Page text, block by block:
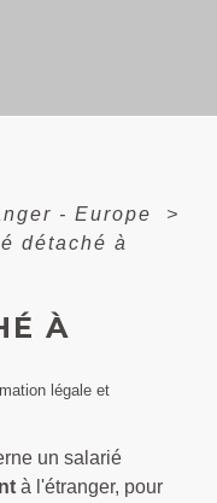
- Europe
>
détaché à
À
légale et
un salarié
à l'étranger, pour